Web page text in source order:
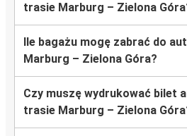
trasie Marburg – Zielona
Ile bagażu mogę zabrać do
Marburg – Zielona Góra?
Czy muszę wydrukować bilet
trasie Marburg – Zielona